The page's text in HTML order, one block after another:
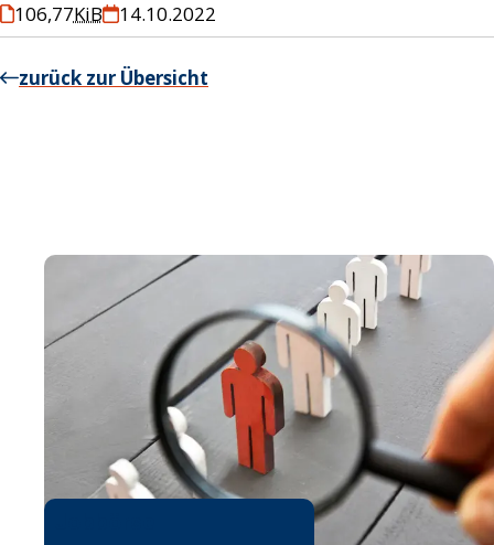
106,77KiB 14.10.2022
zurück zur Übersicht